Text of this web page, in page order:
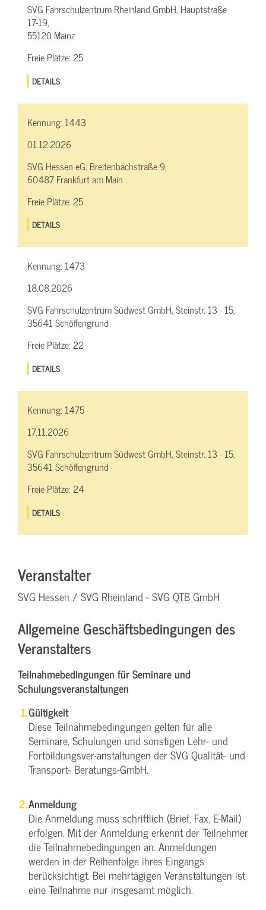
SVG Fahrschulzentrum Rheinland GmbH, Hauptstraße
17-19,
55120 Mainz
Freie Plätze:25
DETAILS
Kennung: 1443
01.12.2026
SVG Hessen eG, Breitenbachstraße 9,
60487 Frankfurt am Main
Freie Plätze:25
DETAILS
Kennung: 1473
18.08.2026
SVG Fahrschulzentrum Südwest GmbH, Steinstr. 13 - 15,
35641 Schöffengrund
Freie Plätze:22
DETAILS
Kennung: 1475
17.11.2026
SVG Fahrschulzentrum Südwest GmbH, Steinstr. 13 - 15,
35641 Schöffengrund
Freie Plätze:24
DETAILS
Veranstalter
SVG Hessen / SVG Rheinland - SVG QTB GmbH
Allgemeine Geschäftsbedingungen des
Veranstalters
Teilnahmebedingungen für Seminare und
Schulungsveranstaltungen
Gültigkeit
Diese Teilnahmebedingungen gelten für alle
Seminare, Schulungen und sonstigen Lehr- und
Fortbildungsver-anstaltungen der SVG Qualität- und
Transport- Beratungs-GmbH.
Anmeldung
Die Anmeldung muss schriftlich (Brief, Fax, E-Mail)
erfolgen. Mit der Anmeldung erkennt der Teilnehmer
die Teilnahmebedingungen an. Anmeldungen
werden in der Reihenfolge ihres Eingangs
berücksichtigt. Bei mehrtägigen Veranstaltungen ist
eine Teilnahme nur insgesamt möglich.